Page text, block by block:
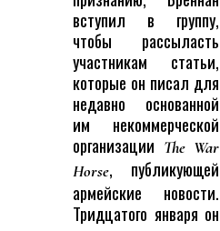
вступил в группу,
чтобы рассыласть
участникам статьи,
которые он писал для
недавно основанной
им некоммерческой
организации The War
Horse, публикующей
армейские новости.
Тридцатого января он